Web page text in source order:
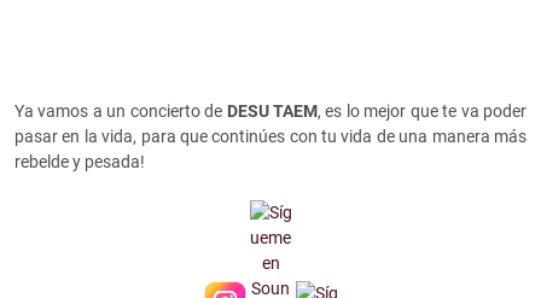
Ya vamos a un concierto de DESU TAEM, es lo mejor que te va poder
pasar en la vida, para que continúes con tu vida de una manera más
rebelde y pesada!